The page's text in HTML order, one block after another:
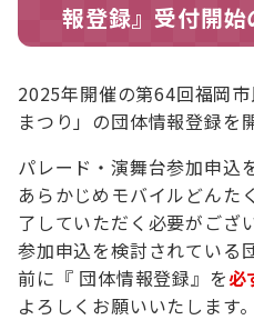
報登録』受付開始
2025年開催の第64回福岡
まつり」の団体情報登録を
パレード・演舞台参加申込
あらかじめモバイルどんた
了していただく必要がござ
参加申込を検討されている
前に『 団体情報登録』を必
よろしくお願いいたします。